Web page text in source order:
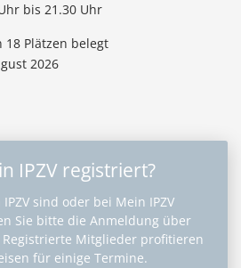
bis 21.30 Uhr
18 Plätzen belegt
2026
IPZV registriert?
sind oder bei Mein IPZV
Sie bitte die Anmeldung über
Registrierte Mitglieder profitieren
für einige Termine.